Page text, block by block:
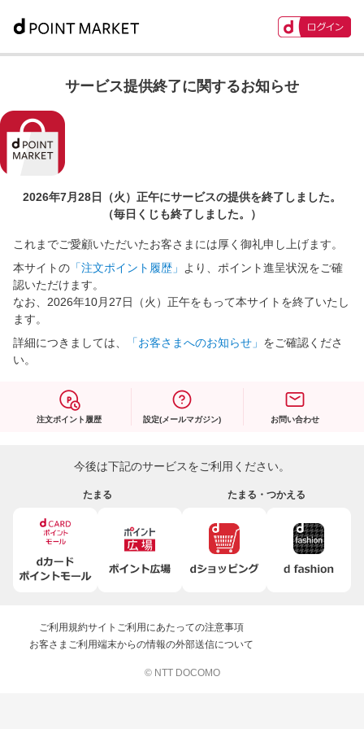
サービス提供終了に関するお知らせ
2026年7月28日（火）正午にサービスの提供を終了しました。
（毎日くじも終了しました。）
これまでご愛顧いただいたお客さまには厚く御礼申し上げます。
本サイトの 「注文ポイント履歴」
より、ポイント進呈状況をご確
認いただけます。
なお、2026年10月27日（火）正午をもって本サイトを終了いたし
ます。
詳細につきましては、
「お客さまへのお知らせ」 をご確認くださ
い。
注文ポイント履歴 設定(メールマガジン) お問い合わせ
今後は下記のサービスをご利用ください。
たまる たまる・つかえる
ご利用規約サイトご利用にあたっての注意事項
お客さまご利用端末からの情報の外部送信について
© NTT DOCOMO